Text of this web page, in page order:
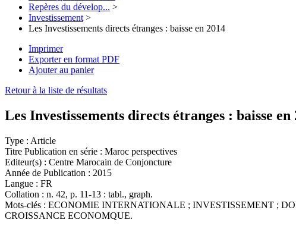
Repères du dévelop... >
Investissement>
Les Investissements directs étranges : baisse en 2014
Imprimer
Exporter en format PDF
Ajouter au panier
Retour à la liste de résultats
Les Investissements directs étranges : baisse en
Type : Article
Titre Publication en série : Maroc perspectives
Editeur(s) : Centre Marocain de Conjoncture
Année de Publication : 2015
Langue : FR
Collation : n. 42, p. 11-13 : tabl., graph.
Mots-clés : ECONOMIE INTERNATIONALE ; INVESTISSEMENT ;
CROISSANCE ECONOMQUE.